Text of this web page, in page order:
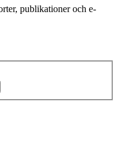
publikationer och e-